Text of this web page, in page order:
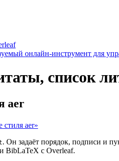
онлайн-инструмент для
список
aer
стиля aer»
. Он задаёт порядок, подписи и
BibLaTeX с Overleaf.